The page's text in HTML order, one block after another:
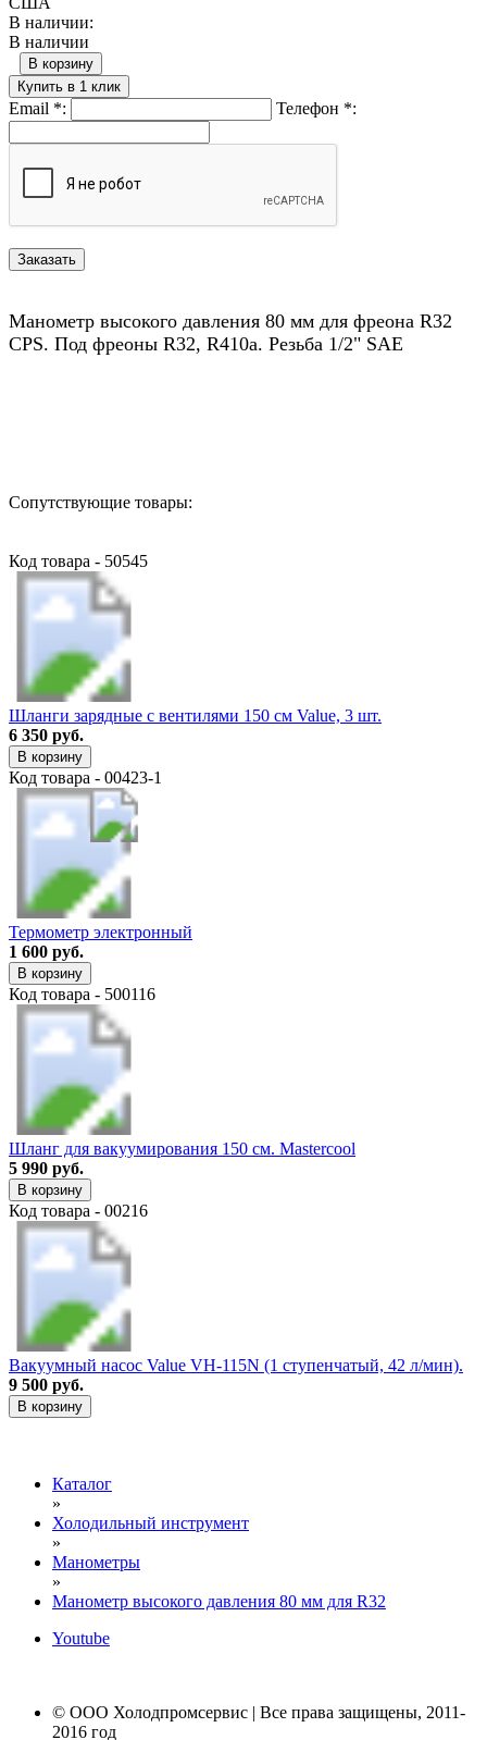
В наличии:
В наличии
В корзину
Купить в 1 клик
Email *: Телефон *:
Манометр высокого давления 80 мм для фреона R32
CPS. Под фреоны R32, R410a. Резьба 1/2" SAE
Сопутствующие товары:
Код товара - 50545
Шланги зарядные с вентилями 150 см Value, 3 шт.
6 350 руб.
В корзину
Код товара - 00423-1
Термометр электронный
1 600 руб.
В корзину
Код товара - 500116
Шланг для вакуумирования 150 см. Mastercool
5 990 руб.
В корзину
Код товара - 00216
Вакуумный насос Value VH-115N (1 ступенчатый, 42 л/мин).
9 500 руб.
В корзину
Каталог
»
Холодильный инструмент
»
Манометры
»
Манометр высокого давления 80 мм для R32
Youtube
© ООО Холодпромсервис | Все права защищены, 2011-
2016 год